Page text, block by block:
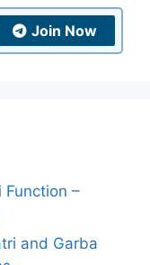
Join Now
Function –
and Garba